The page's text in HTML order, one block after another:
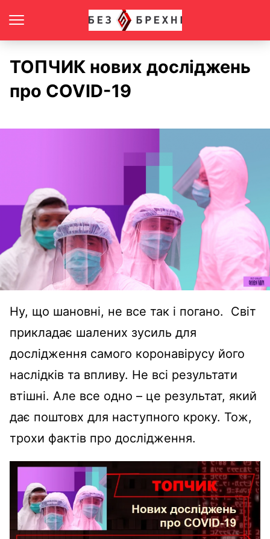
ТОПЧИК нових досліджень
про COVID-19
Ну, що шановні, не все так і погано. Світ
прикладає шалених зусиль для
дослідження самого коронавірусу його
наслідків та впливу. Не всі результати
втішні. Але все одно – це результат, який
дає поштовх для наступного кроку. Тож,
трохи фактів про дослідження.